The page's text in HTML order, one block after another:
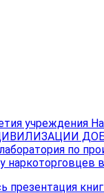
учреждения
по
презентация